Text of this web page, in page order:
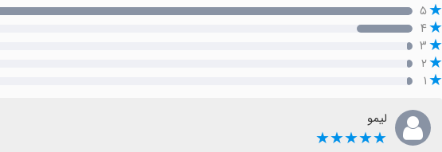
۵
۴
۳
۲
۱
لیمو
★★★★★